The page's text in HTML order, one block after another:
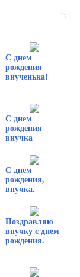
С днем
рождения
внученька!
С днем
рождения
внучка
С днем
рождения,
внучка.
Поздравляю
внучку с днем
рождения.